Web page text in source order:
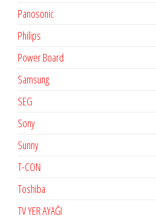
Panosonic
Philips
Power Board
Samsung
SEG
Sony
Sunny
T-CON
Toshiba
TV YER AYAĞI